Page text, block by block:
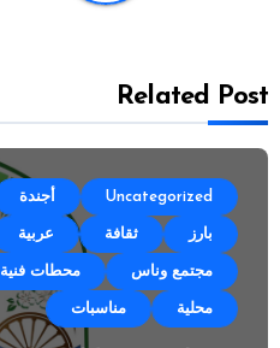
Related Post
Uncategorized أجندة
بارز ثقافة عربية
مجتمع وناس محطات فنية
محلية مناسبات